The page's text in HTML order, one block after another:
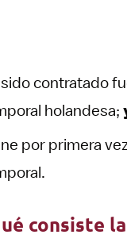
sido contratado
holandesa;
por primera
consiste